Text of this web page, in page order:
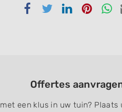
DelenDelenDelenDelen
Offertes
een klus in uw tuin?